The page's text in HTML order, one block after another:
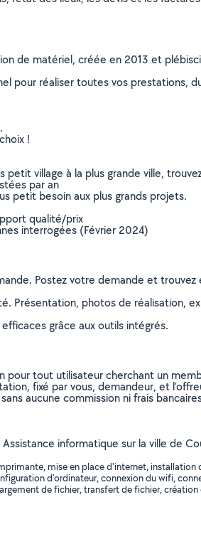
de matériel, créée en 2013 et
pour réaliser toutes vos prestations,
!
village à la plus grande ville,
par an
petit besoin aux plus grands projets.
qualité/prix
interrogées (Février 2024)
Postez votre demande et
Présentation, photos de réalisation,
grâce aux outils intégrés.
tout utilisateur cherchant un
fixé par vous, demandeur, et
aucune commission ni frais
informatique sur la ville de
mise en place d'internet,
d'ordinateur, connexion du wifi,
de fichier, transfert de fichier,